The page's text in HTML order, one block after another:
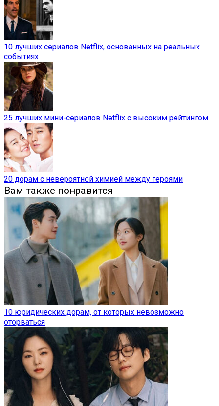
10 лучших сериалов Netflix, основанных на реальных
событиях
25 лучших мини-сериалов Netflix с высоким рейтингом
20 дорам с невероятной химией между героями
Вам также понравится
10 юридических дорам, от которых невозможно
оторваться